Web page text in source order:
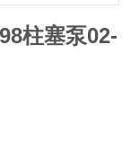
柱塞泵02-